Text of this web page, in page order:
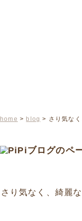
home > blog > さり気な
さり気なく、綺